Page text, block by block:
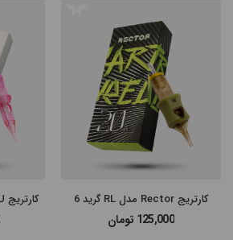
#پن شارژی HEX
#پن شارژی RECTOR
کارتریج Rector مدل RL گرید 6
125,000 تومان
کارتریج MRT PMU قطر 6 مدل RL